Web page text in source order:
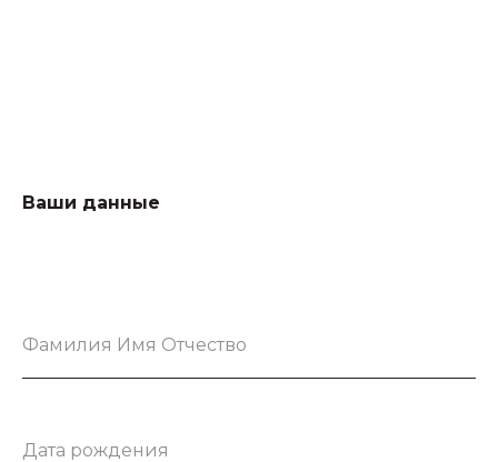
Ваши данные
Фамилия Имя Отчество
Дата рождения